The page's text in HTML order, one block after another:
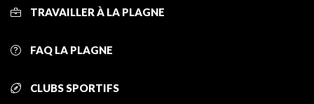
TRAVAILLER À LA PLAGNE
FAQ LA PLAGNE
CLUBS SPORTIFS